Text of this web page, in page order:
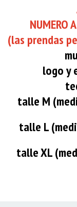
NUMERO
(las prendas
logo y
talle M
talle L
talle XL